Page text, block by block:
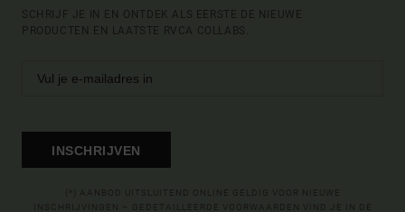
SCHRIJF JE IN EN ONTDEK ALS EERSTE DE NIEUWE
PRODUCTEN EN LAATSTE RVCA COLLABS.
INSCHRIJVEN